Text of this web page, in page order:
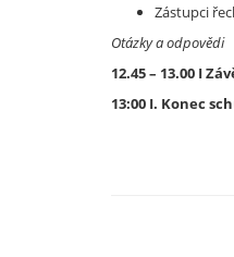
Zástupci
Otázky a odpovědi
12.45 – 13.00 I
13:00 I. Konec